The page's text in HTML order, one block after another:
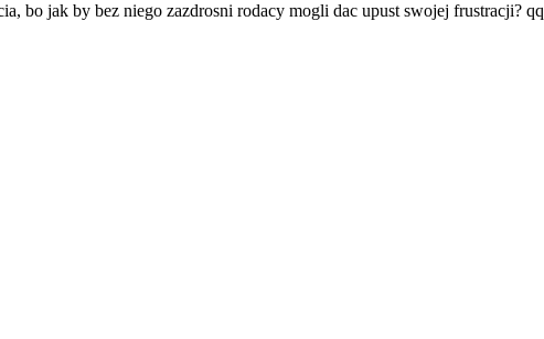
bo jak by bez niego zazdrosni rodacy mogli dac upust swojej frustracji? qq